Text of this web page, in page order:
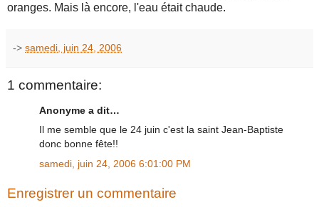
oranges. Mais là encore, l'eau était chaude.
-> samedi, juin 24, 2006
1 commentaire:
Anonyme a dit…
Il me semble que le 24 juin c'est la saint Jean-Baptiste
donc bonne fête!!
samedi, juin 24, 2006 6:01:00 PM
Enregistrer un commentaire